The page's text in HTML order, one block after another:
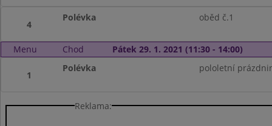
4
Polévka oběd č.1
Menu Chod Pátek 29. 1. 2021 (11:30 - 14:00)
1
Polévka pololetní
Reklama: